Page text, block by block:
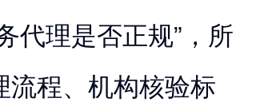
代理是否正规”，所
流程、机构核验标